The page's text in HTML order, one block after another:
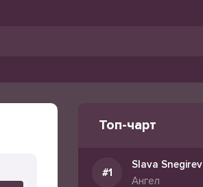
Топ-чарт
Slava Snegirev
Ангел